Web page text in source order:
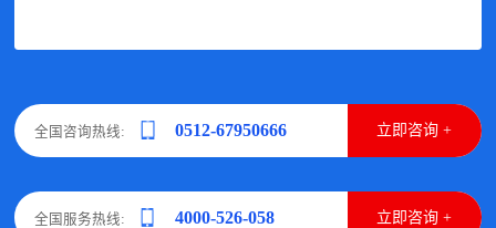
全国咨询热线: 0512-67950666 立即咨询 +
全国服务热线: 4000-526-058 立即咨询 +